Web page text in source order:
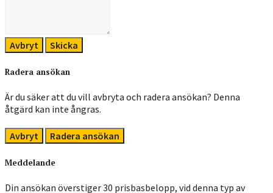
Avbryt Skicka
Radera ansökan
Är du säker att du vill avbryta och radera ansökan? Denna
åtgärd kan inte ångras.
Avbryt Radera ansökan
Meddelande
Din ansökan överstiger 30 prisbasbelopp, vid denna typ av